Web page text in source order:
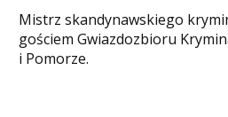
Mistrz skandynawskiego
gościem Gwiazdozbioru
i Pomorze.